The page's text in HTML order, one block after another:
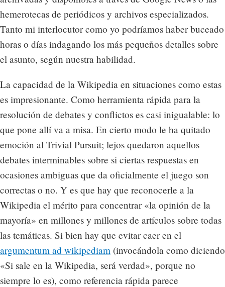
hemerotecas de periódicos y archivos especializados.
Tanto mi interlocutor como yo podríamos haber buceado
horas o días indagando los más pequeños detalles sobre
el asunto, según nuestra habilidad.
La capacidad de la Wikipedia en situaciones como estas
es impresionante. Como herramienta rápida para la
resolución de debates y conflictos es casi inigualable: lo
que pone allí va a misa. En cierto modo le ha quitado
emoción al Trivial Pursuit; lejos quedaron aquellos
debates interminables sobre si ciertas respuestas en
ocasiones ambiguas que da oficialmente el juego son
correctas o no. Y es que hay que reconocerle a la
Wikipedia el mérito para concentrar «la opinión de la
mayoría» en millones y millones de artículos sobre todas
las temáticas. Si bien hay que evitar caer en el
argumentum ad wikipediam (invocándola como diciendo
«Si sale en la Wikipedia, será verdad», porque no
siempre lo es), como referencia rápida parece